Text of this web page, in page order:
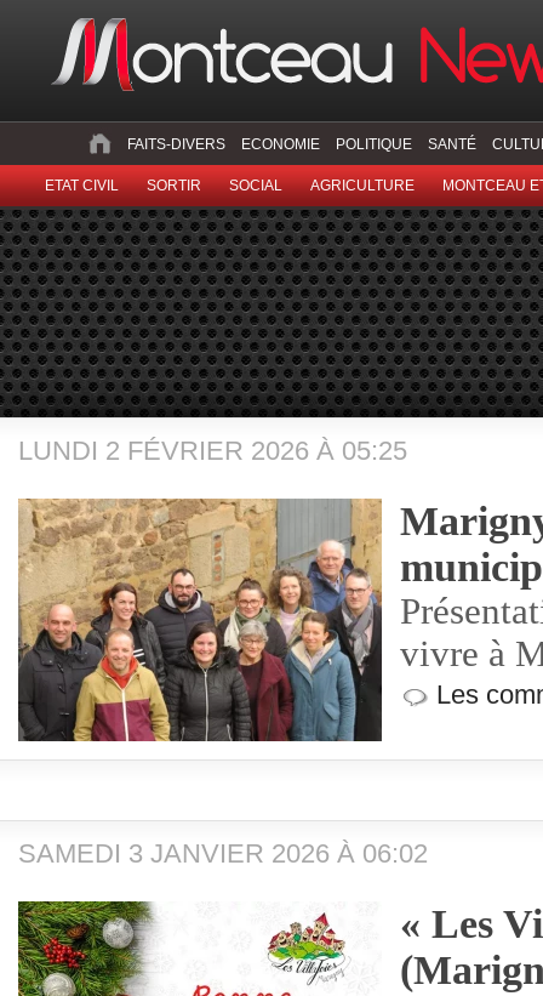
FAITS-DIVERS ECONOMIE POLITIQUE SANTÉ
ETAT CIVIL SORTIR SOCIAL AGRICULTURE MONTCEAU
LUNDI 2 FÉVRIER 2026 À 05:25
vivre à
Les
SAMEDI 3 JANVIER 2026 À 06:02
« Les